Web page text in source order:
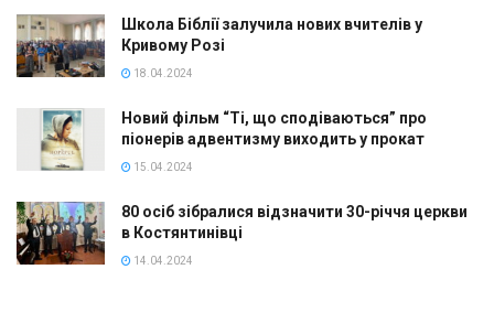
Школа Біблії залучила нових вчителів у
Кривому Розі
18.04.2024
Новий фільм “Ті, що сподіваються” про
піонерів адвентизму виходить у прокат
15.04.2024
80 осіб зібралися відзначити 30-річчя церкви
в Костянтинівці
14.04.2024